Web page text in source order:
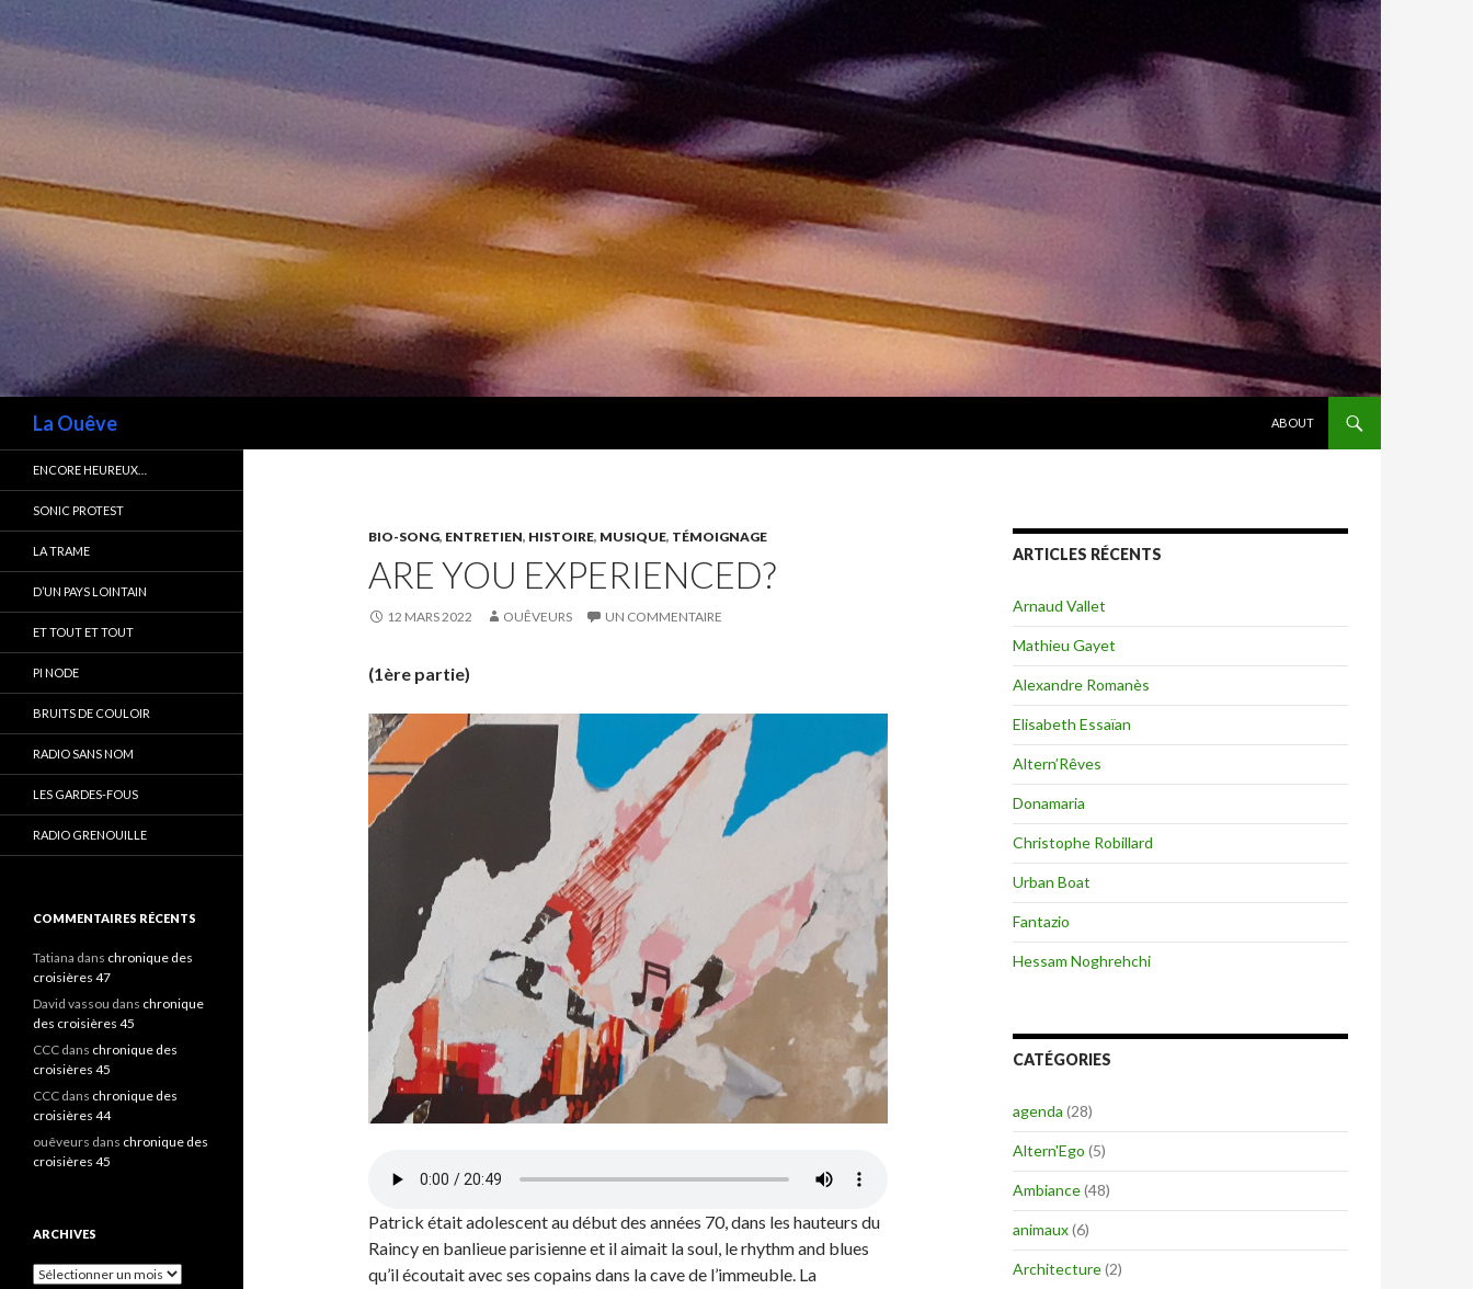
La Ouêve
ABOUT
BIO-SONG, ENTRETIEN, HISTOIRE, MUSIQUE, TÉMOIGNAGE
ARE YOU EXPERIENCED?
12 MARS 2022 OUÊVEURS UN COMMENTAIRE
(1ère partie)
Patrick était adolescent au début des années 70, dans les hauteurs du
Raincy en banlieue parisienne et il aimait la soul, le rhythm and blues
qu’il écoutait avec ses copains dans la cave de l’immeuble. La
ARTICLES RÉCENTS
Arnaud Vallet
Mathieu Gayet
Alexandre Romanès
Elisabeth Essaïan
Altern’Rêves
Donamaria
Christophe Robillard
Urban Boat
Fantazio
Hessam Noghrehchi
CATÉGORIES
agenda (28)
Altern'Ego (5)
Ambiance(48)
animaux(6)
Architecture(2)
ENCORE HEUREUX…
SONIC PROTEST
LA TRAME
D’UN PAYS LOINTAIN
ET TOUT ET TOUT
PI NODE
BRUITS DE COULOIR
RADIO SANS NOM
LES GARDES-FOUS
RADIO GRENOUILLE
COMMENTAIRES RÉCENTS
Tatiana dans chronique des
croisières 47
David vassou dans chronique
des croisières 45
CCC dans chronique des
croisières 45
CCC dans chronique des
croisières 44
ouêveurs dans chronique des
croisières 45
ARCHIVES
A